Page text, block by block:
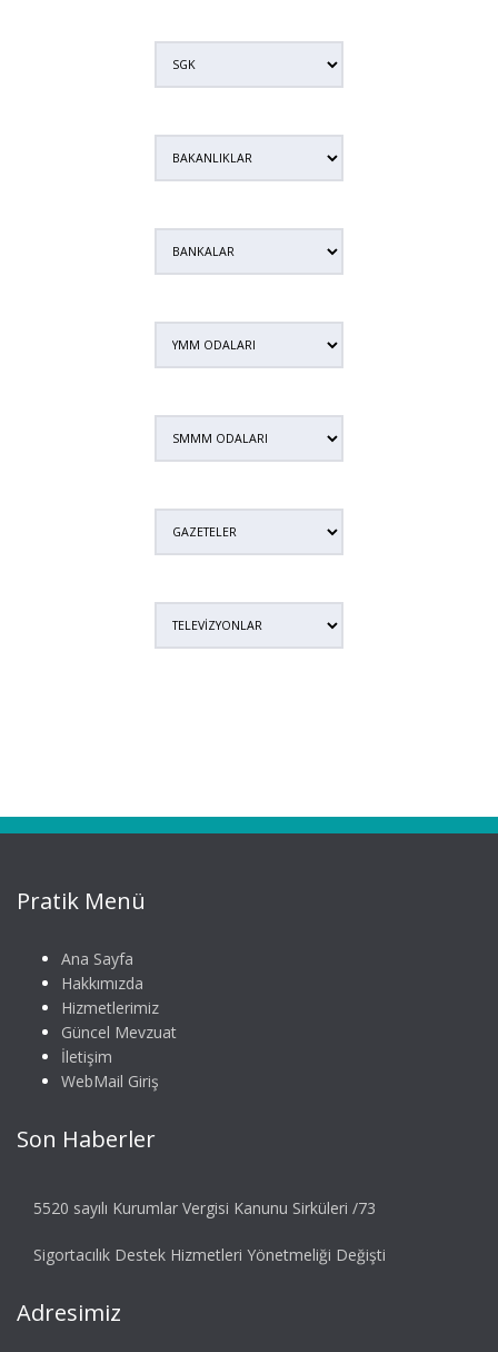
Pratik Menü
Ana Sayfa
Hakkımızda
Hizmetlerimiz
Güncel Mevzuat
İletişim
WebMail Giriş
Son Haberler
5520 sayılı Kurumlar Vergisi Kanunu Sirküleri /73
Sigortacılık Destek Hizmetleri Yönetmeliği Değişti
Adresimiz